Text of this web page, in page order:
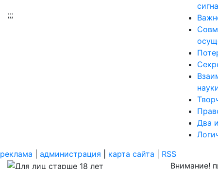
;;;
Два
реклама
администрация карта сайта
RSS
Внимание!